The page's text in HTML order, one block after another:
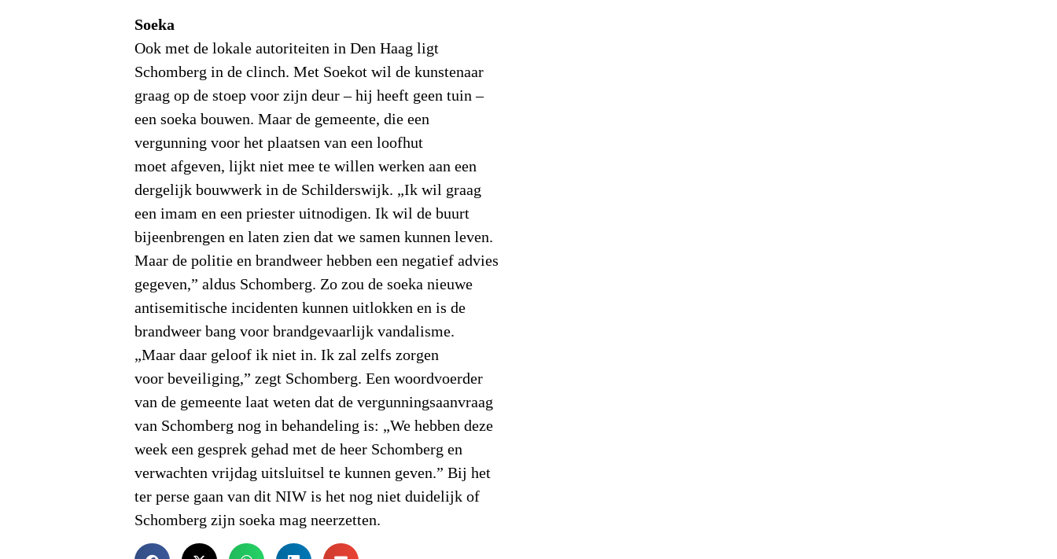
Soeka
Ook met de lokale autoriteiten in Den Haag ligt
Schomberg in de clinch. Met Soekot wil de kunstenaar
graag op de stoep voor zijn deur – hij heeft geen tuin –
een soeka bouwen. Maar de gemeente, die een
vergunning voor het plaatsen van een loofhut
moet afgeven, lijkt niet mee te willen werken aan een
dergelijk bouwwerk in de Schilderswijk. „Ik wil graag
een imam en een priester uitnodigen. Ik wil de buurt
bijeenbrengen en laten zien dat we samen kunnen leven.
Maar de politie en brandweer hebben een negatief advies
gegeven,” aldus Schomberg. Zo zou de soeka nieuwe
antisemitische incidenten kunnen uitlokken en is de
brandweer bang voor brandgevaarlijk vandalisme.
„Maar daar geloof ik niet in. Ik zal zelfs zorgen
voor beveiliging,” zegt Schomberg. Een woordvoerder
van de gemeente laat weten dat de vergunningsaanvraag
van Schomberg nog in behandeling is: „We hebben deze
week een gesprek gehad met de heer Schomberg en
verwachten vrijdag uitsluitsel te kunnen geven.” Bij het
ter perse gaan van dit NIW is het nog niet duidelijk of
Schomberg zijn soeka mag neerzetten.